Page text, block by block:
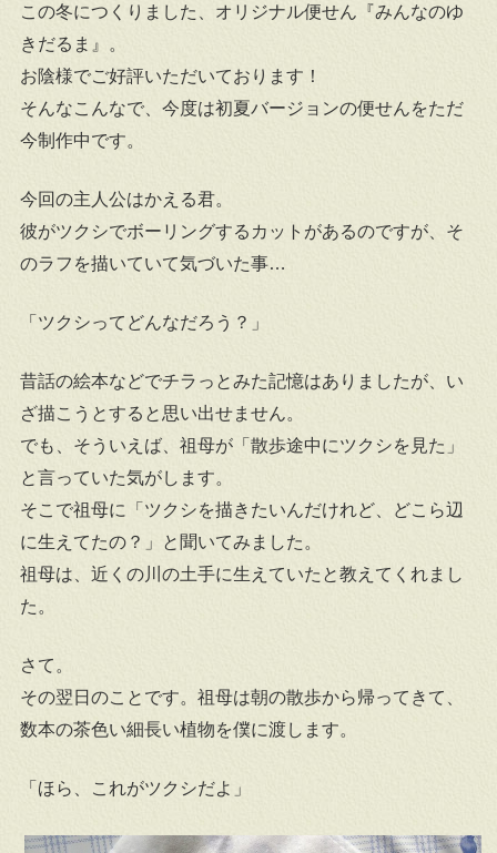
この冬につくりました、オリジナル便せん『みんなのゆ
きだるま』。
お陰様でご好評いただいております！
そんなこんなで、今度は初夏バージョンの便せんをただ
今制作中です。
今回の主人公はかえる君。
彼がツクシでボーリングするカットがあるのですが、そ
のラフを描いていて気づいた事…
「ツクシってどんなだろう？」
昔話の絵本などでチラっとみた記憶はありましたが、い
ざ描こうとすると思い出せません。
でも、そういえば、祖母が「散歩途中にツクシを見た」
と言っていた気がします。
そこで祖母に「ツクシを描きたいんだけれど、どこら辺
に生えてたの？」と聞いてみました。
祖母は、近くの川の土手に生えていたと教えてくれまし
た。
さて。
その翌日のことです。祖母は朝の散歩から帰ってきて、
数本の茶色い細長い植物を僕に渡します。
「ほら、これがツクシだよ」